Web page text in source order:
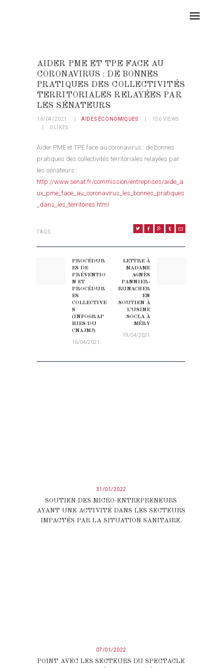
AIDER PME ET TPE FACE AU
CORONAVIRUS : DE BONNES
PRATIQUES DES COLLECTIVITÉS
TERRITORIALES RELAYÉES PAR
LES SÉNATEURS
16/04/2021 AIDES ÉCONOMIQUES 136 VIEWS
0
LIKES
Aider PME et TPE face au coronavirus : de bonnes
pratiques des collectivités territoriales relayées par
les sénateurs :
http://www.senat.fr/commission/entreprises/aide_a
ux_pme_face_au_coronavirus_les_bonnes_pratiques
_dans_les_territoires.html
TAGS:
Previous post:
PROCÉDUR
ES DE
PRÉVENTIO
N ET
PROCÉDUR
ES
COLLECTIVE
S
(INFOGRAP
HIES DU
CNAJMJ)
16/04/2021
Next post:
LETTRE À
MADAME
AGNÈS
PANNIER-
RUNACHER
EN
SOUTIEN À
L’USINE
SOCLA À
MÉRY
19/04/2021
31/01/2022
SOUTIEN DES MICRO-ENTREPRENEURS
AYANT UNE ACTIVITÉ DANS LES SECTEURS
IMPACTÉS PAR LA SITUATION SANITAIRE.
07/01/2022
POINT AVEC LES SECTEURS DU SPECTACLE